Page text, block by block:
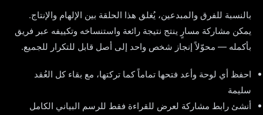
بالنسبة للفرق والمبدعين، يُغلق هذا الحلقة بين الإلهام والإنتاج.
يمكن مشاركة مسارٍ ينتج نتيجة رائعة واستنساخه وتكييفه عبر فريق
بأكمله — محوّلاً إنجاز شخص واحد إلى أصل قابل للتكرار للجميع.
احفظ أي لوحة وأعد فتحها تماماً كما تركتها، مع بقاء كل العُقد
سليمة
أنشئ رابط مشاركة لعرض للقراءة فقط للرسم البياني الكامل